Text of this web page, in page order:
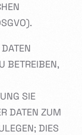
BETREIBEN,
SIE
DATEN ZUM
DIES